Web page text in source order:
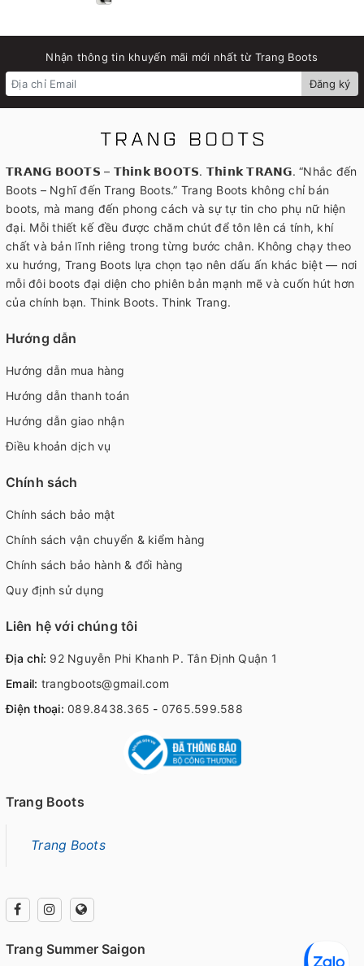
Nhận thông tin khuyến mãi mới nhất từ Trang Boots
Đăng ký
𝗧𝗥𝗔𝗡𝗚 𝗕𝗢𝗢𝗧𝗦 – 𝗧𝗵𝗶𝗻𝗸 𝗕𝗢𝗢𝗧𝗦. 𝗧𝗵𝗶𝗻𝗸 𝗧𝗥𝗔𝗡𝗚. “Nhắc đến
Boots – Nghĩ đến Trang Boots.” Trang Boots không chỉ bán
boots, mà mang đến phong cách và sự tự tin cho phụ nữ hiện
đại. Mỗi thiết kế đều được chăm chút để tôn lên cá tính, khí
chất và bản lĩnh riêng trong từng bước chân. Không chạy theo
xu hướng, Trang Boots lựa chọn tạo nên dấu ấn khác biệt — nơi
mỗi đôi boots đại diện cho phiên bản mạnh mẽ và cuốn hút hơn
của chính bạn. Think Boots. Think Trang.
Hướng dẫn
Hướng dẫn mua hàng
Hướng dẫn thanh toán
Hướng dẫn giao nhận
Điều khoản dịch vụ
Chính sách
Chính sách bảo mật
Chính sách vận chuyển & kiểm hàng
Chính sách bảo hành & đổi hàng
Quy định sử dụng
Liên hệ với chúng tôi
Địa chỉ: 92 Nguyễn Phi Khanh P. Tân Định Quận 1
Email: trangboots@gmail.com
Điện thoại: 089.8438.365 - 0765.599.588
Trang Boots
Trang Boots
Trang Summer Saigon